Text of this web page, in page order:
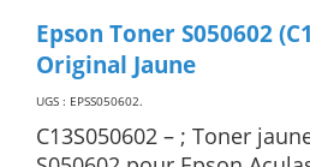
Epson Toner S050602
Original Jaune
UGS : EPSS050602.
C13S050602 – ; Toner